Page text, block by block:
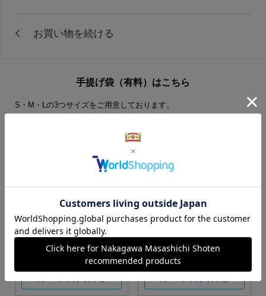
手提げ袋（有料）はこちら
S・M・Lの3つサイズをご用意しております。
S・M・Lサイズより当店に
Sサイズ